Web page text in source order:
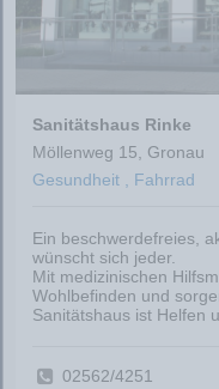
Sanitätshaus Rinke
Möllenweg 15, Gronau
Gesundheit , Fahrrad
Ein beschwerdefreies,
wünscht sich jeder.
Mit medizinischen
Wohlbefinden und
Sanitätshaus ist Helfen
02562/4251